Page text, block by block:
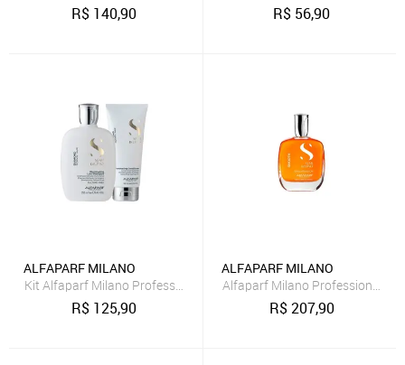
R$ 140,90 R$ 56,90
ALFAPARF MILANO
Kit Alfaparf Milano Professional Semi Di Lino Diamond - Shampoo e
R$ 125,90
ALFAPARF MILANO
Alfaparf Milano Professional
R$207,90